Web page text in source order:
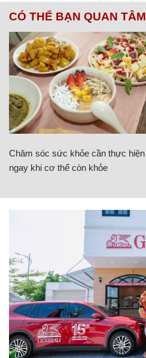
CÓ THỂ BẠN QUAN TÂM
Chăm sóc sức khỏe cần thực hiện
ngay khi cơ thể còn khỏe